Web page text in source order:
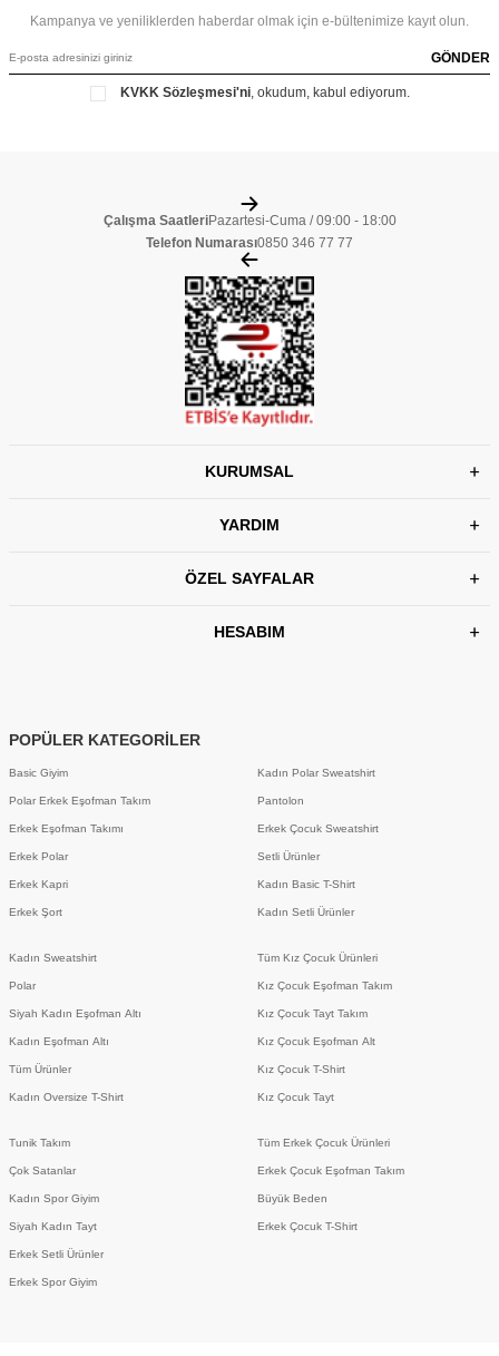
Kampanya ve yeniliklerden haberdar olmak için e-bültenimize kayıt olun.
GÖNDER
KVKK Sözleşmesi'ni, okudum, kabul ediyorum.
Çalışma SaatleriPazartesi-Cuma / 09:00 - 18:00
Telefon Numarası0850 346 77 77
KURUMSAL
YARDIM
ÖZEL SAYFALAR
HESABIM
POPÜLER KATEGORİLER
Basic Giyim
Polar Erkek Eşofman Takım
Erkek Eşofman Takımı
Erkek Polar
Erkek Kapri
Erkek Şort
Kadın Sweatshirt
Polar
Siyah Kadın Eşofman Altı
Kadın Eşofman Altı
Tüm Ürünler
Kadın Oversize T-Shirt
Tunik Takım
Çok Satanlar
Kadın Spor Giyim
Siyah Kadın Tayt
Erkek Setli Ürünler
Erkek Spor Giyim
Kadın Polar Sweatshirt
Pantolon
Erkek Çocuk Sweatshirt
Setli Ürünler
Kadın Basic T-Shirt
Kadın Setli Ürünler
Tüm Kız Çocuk Ürünleri
Kız Çocuk Eşofman Takım
Kız Çocuk Tayt Takım
Kız Çocuk Eşofman Alt
Kız Çocuk T-Shirt
Kız Çocuk Tayt
Tüm Erkek Çocuk Ürünleri
Erkek Çocuk Eşofman Takım
Büyük Beden
Erkek Çocuk T-Shirt